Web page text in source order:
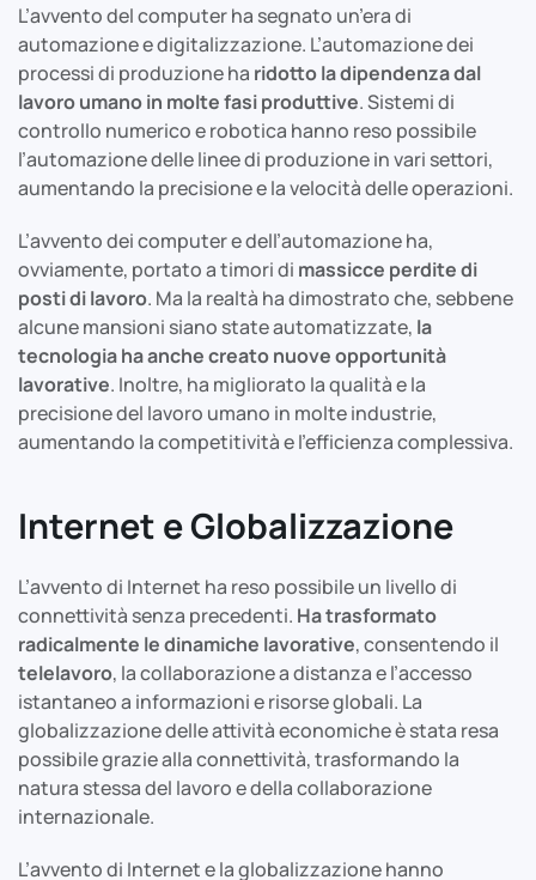
L’avvento del computer ha segnato un’era di
automazione e digitalizzazione. L’automazione dei
processi di produzione ha ridotto la dipendenza dal
lavoro umano in molte fasi produttive. Sistemi di
controllo numerico e robotica hanno reso possibile
l’automazione delle linee di produzione in vari settori,
aumentando la precisione e la velocità delle operazioni.
L’avvento dei computer e dell’automazione ha,
ovviamente, portato a timori di massicce perdite di
posti di lavoro. Ma la realtà ha dimostrato che, sebbene
alcune mansioni siano state automatizzate, la
tecnologia ha anche creato nuove opportunità
lavorative. Inoltre, ha migliorato la qualità e la
precisione del lavoro umano in molte industrie,
aumentando la competitività e l’efficienza complessiva.
Internet e Globalizzazione
L’avvento di Internet ha reso possibile un livello di
connettività senza precedenti. Ha trasformato
radicalmente le dinamiche lavorative, consentendo il
telelavoro, la collaborazione a distanza e l’accesso
istantaneo a informazioni e risorse globali. La
globalizzazione delle attività economiche è stata resa
possibile grazie alla connettività, trasformando la
natura stessa del lavoro e della collaborazione
internazionale.
L’avvento di Internet e la globalizzazione hanno